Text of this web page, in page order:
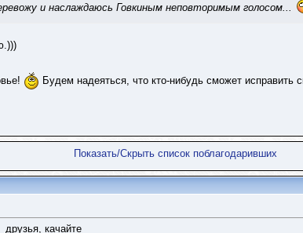
и наслаждаюсь Говкиным неповторимым голосом...
Будем надеяться, что кто-нибудь сможет исправить
Показать/Скрыть список поблагодаривших
друзья, качайте